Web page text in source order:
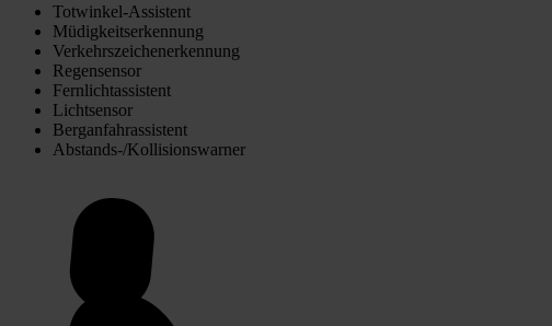
Totwinkel-Assistent
Müdigkeitserkennung
Verkehrszeichenerkennung
Regensensor
Fernlichtassistent
Lichtsensor
Berganfahrassistent
Abstands-/Kollisionswarner